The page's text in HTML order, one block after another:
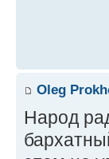
Oleg
Народ